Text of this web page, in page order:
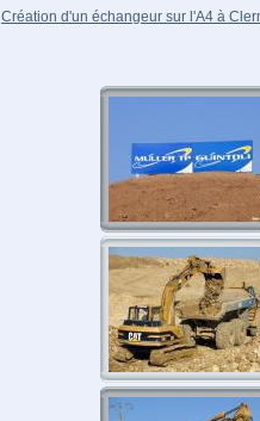
Création d'un échangeur sur l'A4 à